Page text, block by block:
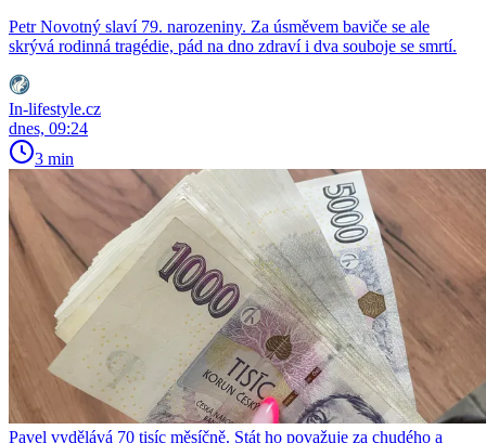
Petr Novotný slaví 79. narozeniny. Za úsměvem baviče se ale
skrývá rodinná tragédie, pád na dno zdraví i dva souboje se smrtí.
In-lifestyle.cz
dnes, 09:24
3 min
Pavel vydělává 70 tisíc měsíčně. Stát ho považuje za chudého a